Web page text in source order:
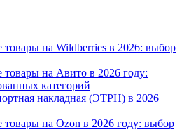
на Wildberries в 2026: выбор
на Авито в 2026 году:
категорий
накладная (ЭТРН) в 2026
на Ozon в 2026 году: выбор